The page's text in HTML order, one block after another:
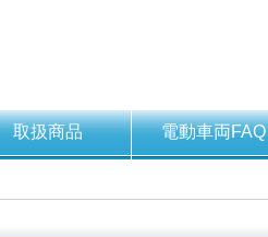
取扱商品 電動車両FAQ